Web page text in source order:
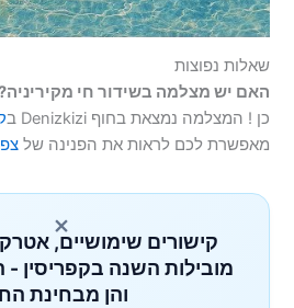
שאלות נפוצות
האם יש מצלמה בשידור חי
כן ! המצלמה נמצאת בחוף Denizkizi ב
מאפשרת לכם לראות את הפנינה של
×
קישורים שימושיים,
מובילות השנה בקפריסין -
והן מבחינת